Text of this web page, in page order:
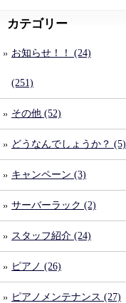
カテゴリー
お知らせ！！ (24)
(251)
その他 (52)
どうなんでしょうか？ (5)
キャンペーン (3)
サーバーラック (2)
スタッフ紹介 (24)
ピアノ (26)
ピアノメンテナンス (27)